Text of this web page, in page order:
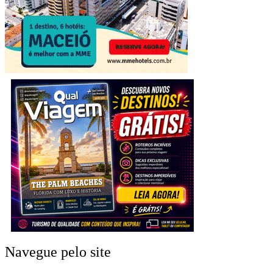
Navegue pelo site